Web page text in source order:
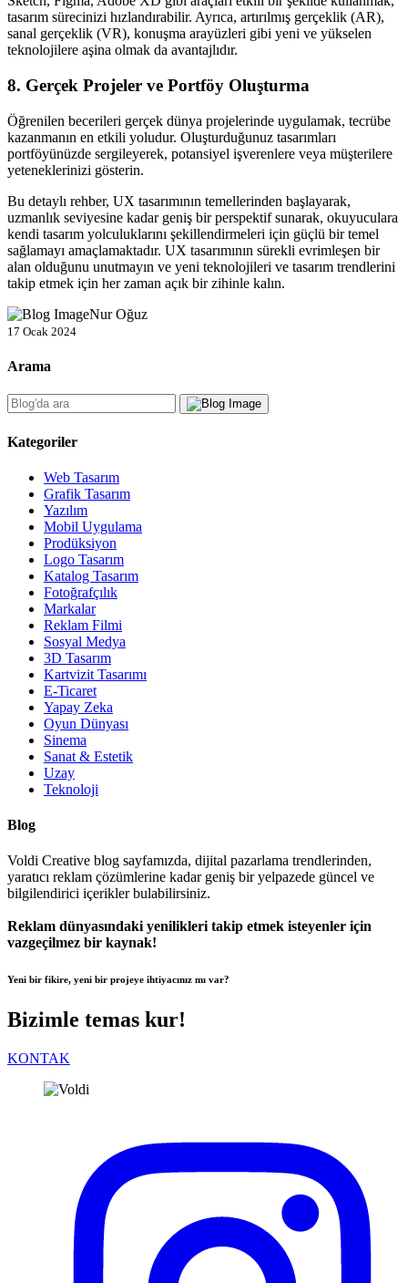
tasarım sürecinizi hızlandırabilir. Ayrıca, artırılmış gerçeklik (AR),
sanal gerçeklik (VR), konuşma arayüzleri gibi yeni ve yükselen
teknolojilere aşina olmak da avantajlıdır.
8. Gerçek Projeler ve Portföy Oluşturma
Öğrenilen becerileri gerçek dünya projelerinde uygulamak, tecrübe
kazanmanın en etkili yoludur. Oluşturduğunuz tasarımları
portföyünüzde sergileyerek, potansiyel işverenlere veya müşterilere
yeteneklerinizi gösterin.
Bu detaylı rehber, UX tasarımının temellerinden başlayarak,
uzmanlık seviyesine kadar geniş bir perspektif sunarak, okuyuculara
kendi tasarım yolculuklarını şekillendirmeleri için güçlü bir temel
sağlamayı amaçlamaktadır. UX tasarımının sürekli evrimleşen bir
alan olduğunu unutmayın ve yeni teknolojileri ve tasarım trendlerini
takip etmek için her zaman açık bir zihinle kalın.
Nur Oğuz
17 Ocak 2024
Arama
Kategoriler
Web Tasarım
Grafik Tasarım
Yazılım
Mobil Uygulama
Prodüksiyon
Logo Tasarım
Katalog Tasarım
Fotoğrafçılık
Markalar
Reklam Filmi
Sosyal Medya
3D Tasarım
Kartvizit Tasarımı
E-Ticaret
Yapay Zeka
Oyun Dünyası
Sinema
Sanat & Estetik
Uzay
Teknoloji
Blog
Voldi Creative blog sayfamızda, dijital pazarlama trendlerinden,
yaratıcı reklam çözümlerine kadar geniş bir yelpazede güncel ve
bilgilendirici içerikler bulabilirsiniz.
Reklam dünyasındaki yenilikleri takip etmek isteyenler için
vazgeçilmez bir kaynak!
Yeni bir fikire, yeni bir projeye ihtiyacınız mı var?
Bizimle temas kur!
KONTAK